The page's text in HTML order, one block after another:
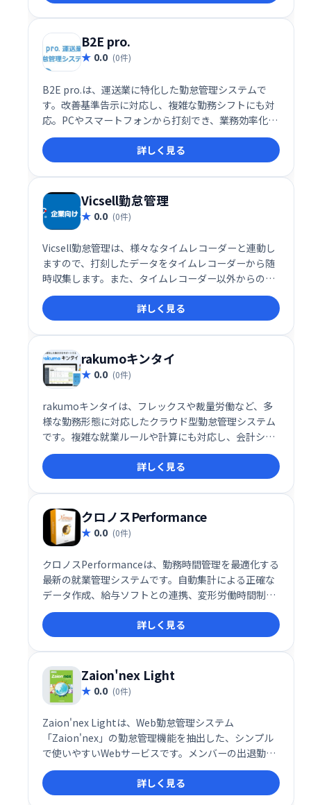
B2E pro.
0.0 (0件)
B2E pro.は、運送業に特化した勤怠管理システムで
す。改善基準告示に対応し、複雑な勤務シフトにも対
応。PCやスマートフォンから打刻でき、業務効率化を
実現します。充実の機能で、煩雑な勤怠管理をスムー
ズにサポートします。詳しく見る
Vicsell勤怠管理
0.0 (0件)
Vicsell勤怠管理は、様々なタイムレコーダーと連動し
ますので、打刻したデータをタイムレコーダーから随
時収集します。また、タイムレコーダー以外からの打
刻も可能です(Webブラウザ/携帯電話/スマートフォ
ン)。
詳しく見る
rakumoキンタイ
0.0 (0件)
rakumoキンタイは、フレックスや裁量労働など、多
様な勤務形態に対応したクラウド型勤怠管理システム
です。複雑な就業ルールや計算にも対応し、会計シス
テムとの連携も可能です。スマホ打刻にも対応し、正
確な勤務情報の把握と効率的な集計を実現します。働
き方改革法にも準拠しています。
詳しく見る
クロノスPerformance
0.0 (0件)
クロノスPerformanceは、勤務時間管理を最適化する
最新の就業管理システムです。自動集計による正確な
データ作成、給与ソフトとの連携、変形労働時間制へ
の対応など、あらゆるニーズに対応します。時間に関
する情報を完全に把握・活用することで、業務効率の
向上とコスト削減を実現します。
詳しく見る
Zaion'nex Light
0.0 (0件)
Zaion'nex Lightは、Web勤怠管理システム
「Zaion'nex」の勤怠管理機能を抽出した、シンプル
で使いやすいWebサービスです。メンバーの出退勤情
報を効率的に管理でき、業務の負担を軽減します。
Webブラウザからアクセス可能で、導入も容易です。
詳しく見る